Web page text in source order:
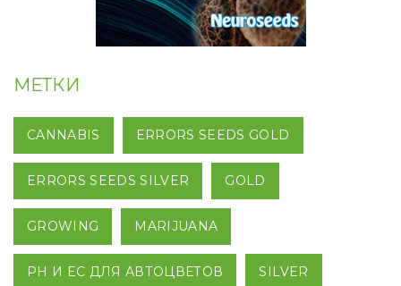
МЕТКИ
CANNABIS ERRORS SEEDS GOLD
ERRORS SEEDS SILVER GOLD
GROWING MARIJUANA
PH И EC ДЛЯ АВТОЦВЕТОВ SILVER